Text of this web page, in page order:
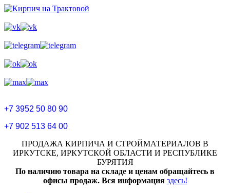
+7 3952 50 80 90
+7 902 513 64 00
ПРОДАЖА КИРПИЧА И СТРОЙМАТЕРИАЛОВ В
ИРКУТСКЕ, ИРКУТСКОЙ ОБЛАСТИ И РЕСПУБЛИКЕ
БУРЯТИЯ
По наличию товара на складе и ценам обращайтесь в
офисы продаж. Вся информация здесь!